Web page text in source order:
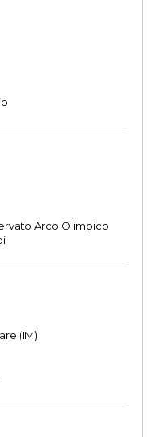
Arco Olimpico
(IM)